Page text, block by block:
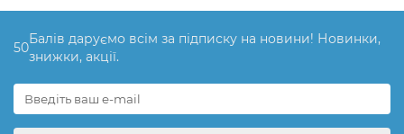
50
Балів даруємо всім за підписку на новини! Новинки,
знижки, акції.